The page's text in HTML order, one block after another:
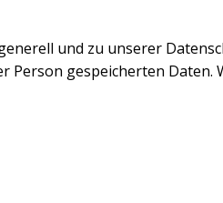
und zu unserer
gespeicherten Daten.